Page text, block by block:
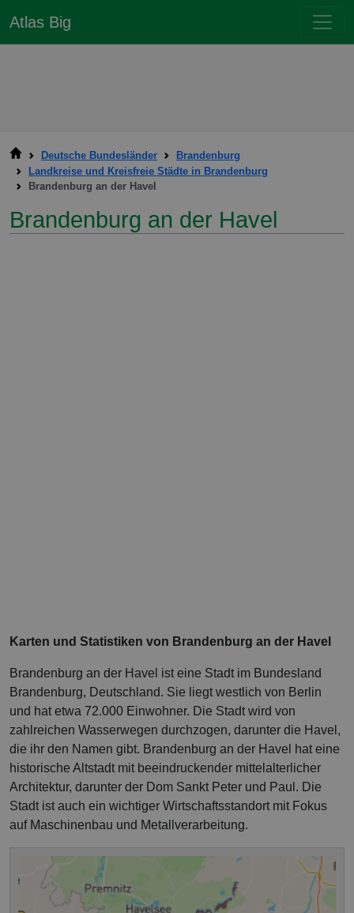
Atlas Big
Deutsche Bundesländer
Brandenburg
Landkreise und Kreisfreie Städte in Brandenburg
Brandenburg an der Havel
Brandenburg an der Havel
Karten und Statistiken von Brandenburg an der Havel
Brandenburg an der Havel ist eine Stadt im Bundesland
Brandenburg, Deutschland. Sie liegt westlich von Berlin
und hat etwa 72.000 Einwohner. Die Stadt wird von
zahlreichen Wasserwegen durchzogen, darunter die Havel,
die ihr den Namen gibt. Brandenburg an der Havel hat eine
historische Altstadt mit beeindruckender mittelalterlicher
Architektur, darunter der Dom Sankt Peter und Paul. Die
Stadt ist auch ein wichtiger Wirtschaftsstandort mit Fokus
auf Maschinenbau und Metallverarbeitung.